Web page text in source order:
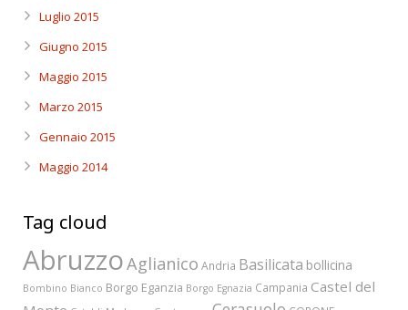
Luglio 2015
Giugno 2015
Maggio 2015
Marzo 2015
Gennaio 2015
Maggio 2014
Tag cloud
AbruzzoAglianico Andria Basilicata bollicina
Bombino Bianco Borgo Eganzia Borgo Egnazia Campania Castel del